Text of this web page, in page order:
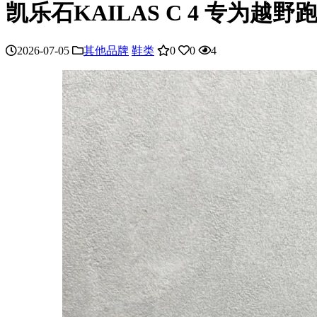
凯乐石KAILAS C 4 专为越野
2026-07-05 其他品牌 鞋类 0 0 4